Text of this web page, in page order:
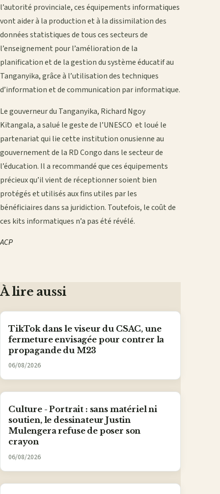
l’autorité provinciale, ces équipements informatiques
vont aider à la production et à la dissimilation des
données statistiques de tous ces secteurs de
l’enseignement pour l’amélioration de la
planification et de la gestion du système éducatif au
Tanganyika, grâce à l’utilisation des techniques
d’information et decommunication parinformatique.
Le gouverneur du Tanganyika, Richard Ngoy
Kitangala, a salué le geste de l’UNESCO et loué le
partenariat qui lie cette institution onusienne au
gouvernement de la RD Congo dans le secteur de
l’éducation. Il a recommandé que ces équipements
précieux qu’il vient de réceptionner soient bien
protégés et utilisés aux fins utiles par les
bénéficiaires dans sa juridiction. Toutefois, le coût de
ces kits informatiques n’a pas été révélé.
ACP
À lire aussi
TikTok dans le viseur du CSAC, une
fermeture envisagée pour contrer la
propagande du M23
06/08/2026
Culture - Portrait : sans matériel ni
soutien, le dessinateur Justin
Mulengera refuse de poser son
crayon
06/08/2026